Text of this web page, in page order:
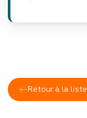
Retour à la liste